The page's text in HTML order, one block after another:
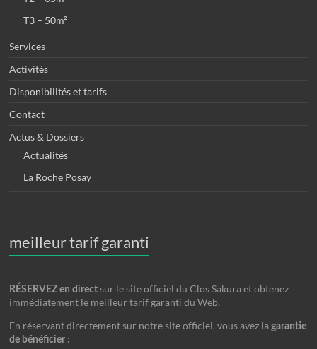
T3 – 50m²
Services
Activités
Disponibilités et tarifs
Contact
Actus & Dossiers
Actualités
La Roche Posay
meilleur tarif garanti
RÉSERVEZ en direct sur le site officiel du Clos Sakura et obtenez
immédiatement le meilleur tarif garanti du Web.
En réservant directement sur notre site officiel, vous avez lagarantie
de bénéficier :